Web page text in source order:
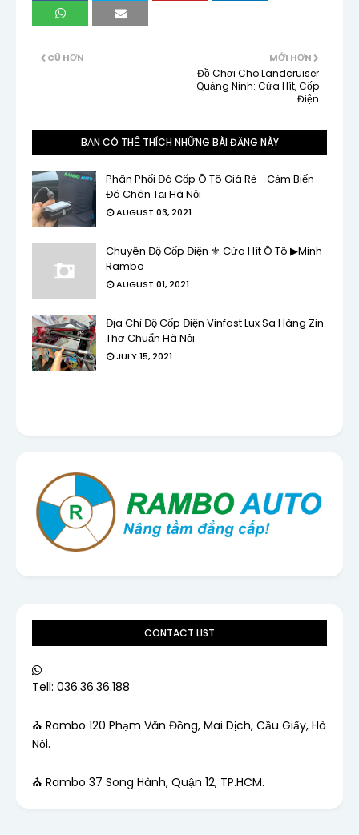
MỚI HƠN
Đồ Chơi Cho Landcruiser
Quảng Ninh: Cửa Hít, Cốp
Điện
CŨ HƠN
BẠN CÓ THỂ THÍCH NHỮNG BÀI ĐĂNG NÀY
Phân Phối Đá Cốp Ô Tô Giá Rẻ - Cảm Biến
Đá Chân Tại Hà Nội
AUGUST 03, 2021
Chuyên Độ Cốp Điện ⚜ Cửa Hít Ô Tô ▶Minh
Rambo
AUGUST 01, 2021
Địa Chỉ Độ Cốp Điện Vinfast Lux Sa Hàng Zin
Thợ Chuẩn Hà Nội
JULY 15, 2021
CONTACT LIST
Tell: 036.36.36.188
⛪ Rambo 120 Phạm Văn Đồng, Mai Dịch, Cầu Giấy, Hà
Nội.
⛪ Rambo 37 Song Hành, Quận 12, TP.HCM.